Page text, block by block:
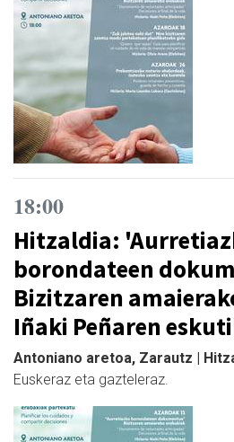
18:00
Hitzaldia:
borondateen
Bizitzaren
Iñaki Peñaren
Antoniano aretoa, Zarautz |
Euskeraz eta gazteleraz.